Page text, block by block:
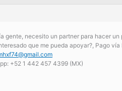
gente, necesito un partner para hacer
que me pueda apoyar?, Pago
+52 1 442 457 4399 (MX)